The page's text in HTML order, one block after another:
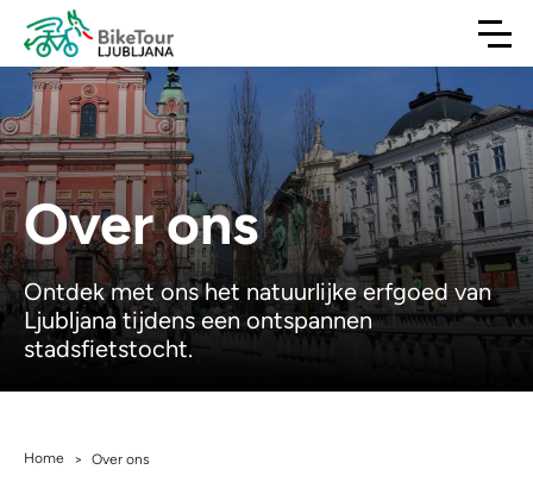
Over ons
Ontdek met ons het natuurlijke erfgoed van
Ljubljana tijdens een ontspannen
stadsfietstocht.
Home > Over ons